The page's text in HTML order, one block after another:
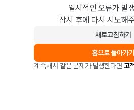
일시적인 오류가 발
잠시 후에 다시 시도해
새로고침하기
홈으로 돌아가기
계속해서 같은 문제가 발생한다면 고